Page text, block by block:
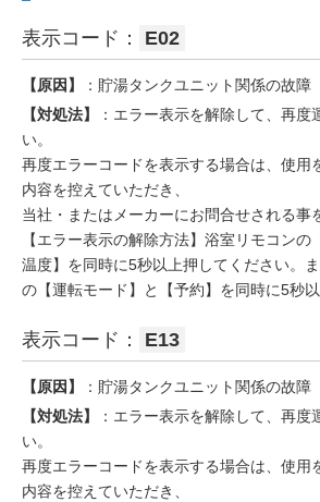
表示コード： E02
【原因】
：貯湯タンクユニット関係の故障
【対処法】
：エラー表示を解除して、再度
い。
再度エラーコードを表示する場合は、使用
内容を控えていただき、
当社・またはメーカーにお問合せされる事
【エラー表示の解除方法】浴室リモコンの
温度】を同時に5秒以上押してください。
の【運転モード】と【予約】を同時に5秒以
表示コード： E13
【原因】
：貯湯タンクユニット関係の故障
【対処法】
：エラー表示を解除して、再度
い。
再度エラーコードを表示する場合は、使用
内容を控えていただき、